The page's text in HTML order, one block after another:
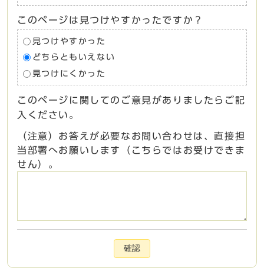
このページは見つけやすかったですか？
見つけやすかった
どちらともいえない
見つけにくかった
このページに関してのご意見がありましたらご記
入ください。
（注意）お答えが必要なお問い合わせは、直接担
当部署へお願いします（こちらではお受けできま
せん）。
確認